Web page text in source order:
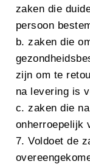
zaken die
persoon
b. zaken die
zijn om te
na levering is
c. zaken die
onherroepelijk
7. Voldoet de